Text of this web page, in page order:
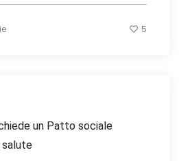
5
un Patto sociale
salute